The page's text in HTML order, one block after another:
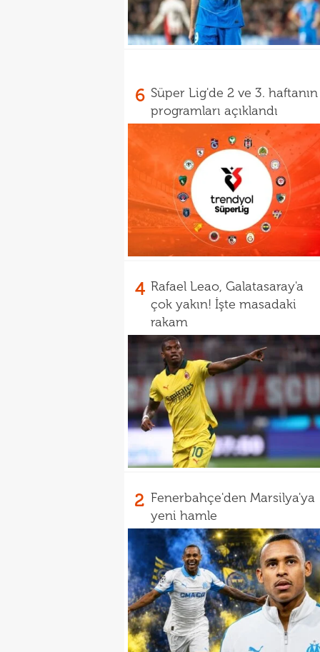
6 Süper Lig'de 2 ve 3. haftanın
programları açıklandı
4 Rafael Leao, Galatasaray'a
çok yakın! İşte masadaki
rakam
2 Fenerbahçe'den Marsilya'ya
yeni hamle